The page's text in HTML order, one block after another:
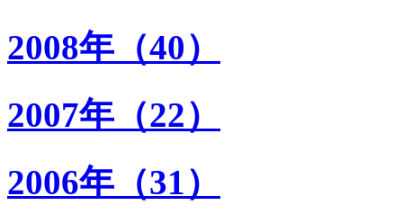
2008年（40）
2007年（22）
2006年（31）